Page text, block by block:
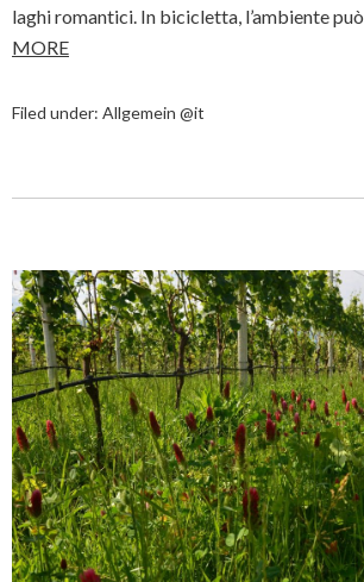
laghi romantici. In bicicletta, l’ambiente
MORE
Filed under: Allgemein @it